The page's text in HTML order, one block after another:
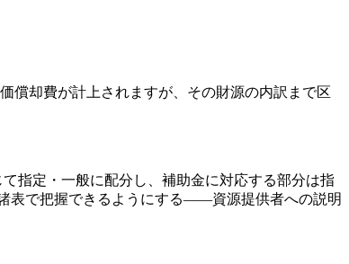
償却費が計上されますが、その財源の内訳まで区
指定・一般に配分し、補助金に対応する部分は指
表で把握できるようにする——資源提供者への説明